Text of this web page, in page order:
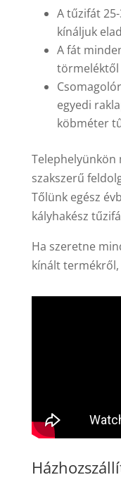
A tűzifát
kínáljuk
A fát
egyedi
köbméter
Telephelyünkön
szakszerű
Tőlünk egész
kályhakész
Ha szeretne
kínált termékről,